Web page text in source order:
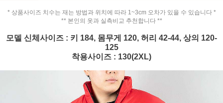
* 상품사이즈 치수는 재는 방법과 위치에 따라 1~3cm 오차가 있을 수 있습니다 *
** 본인의 옷과 실측비교 추천합니다 **
모델 신체사이즈 : 키 184, 몸무게 120, 허리 42-44, 상의 120-
125
착용사이즈 : 130(2XL)